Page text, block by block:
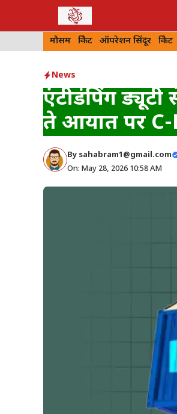
मौसम क्रिकेट ऑपरेशन सिंदूर क्रिकेट
News
एंटीडंपिंग
ते आयात पर C-
By sahabram1@gmail.com
On: May 28, 2026 10:58 AM